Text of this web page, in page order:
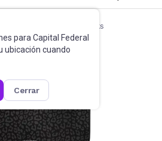
para Capital Federal
ubicación cuando
cerrar
Funda Notebooks